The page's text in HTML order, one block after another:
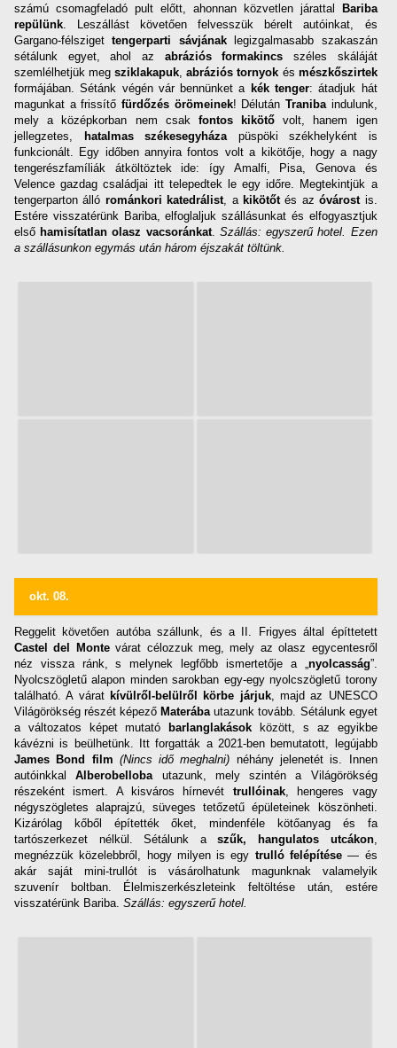
számú csomagfeladó pult előtt, ahonnan közvetlen járattal Bariba
repülünk . Leszállást követően felvesszük bérelt autóinkat, és
Gargano-félszigettengerparti sávjánaklegizgalmasabb szakaszán
sétálunk egyet, ahol az abráziós formakincs széles skáláját
szemlélhetjük megsziklakapuk ,abráziós tornyok és mészkőszirtek
formájában. Sétánk végén vár bennünket a kék tenger: átadjuk hát
magunkat a frissítő fürdőzés örömeinek! Délután Tranibaindulunk,
mely a középkorban nem csak fontos kikötő volt, hanem igen
jellegzetes, hatalmas székesegyháza püspöki székhelyként is
funkcionált. Egy időben annyira fontos volt a kikötője, hogy a nagy
tengerészfamíliák átköltöztek ide: így Amalfi, Pisa, Genova és
Velence gazdag családjai itt telepedtek le egy időre. Megtekintjük a
tengerparton álló románkori katedrálist , a kikötőt és azóvárost is.
Estére visszatérünk Bariba, elfoglaljuk szállásunkat és elfogyasztjuk
első hamisítatlan olasz vacsoránkat. Szállás: egyszerű hotel. Ezen
a szállásunkon egymás után három éjszakát töltünk.
okt. 08.
Reggelit követően autóba szállunk, és a II. Frigyes által építtetett
Castel del Montevárat célozzuk meg, mely az olasz egycentesről
néz vissza ránk, s melynek legfőbb ismertetője a „ nyolcasság”.
Nyolcszögletű alapon minden sarokban egy-egy nyolcszögletű torony
található. A várat kívülről-belülről körbe járjuk, majd az UNESCO
Világörökség részét képezőMaterába utazunk tovább. Sétálunk egyet
a változatos képet mutató barlanglakások között, s az egyikbe
kávézni is beülhetünk. Itt forgatták a 2021-ben bemutatott, legújabb
James Bond film (Nincs idő meghalni) néhány jelenetét is. Innen
autóinkkalAlberobelloba utazunk, mely szintén a Világörökség
részeként ismert. A kisváros hírnevét trullóinak, hengeres vagy
négyszögletes alaprajzú, süveges tetőzetű épületeinek köszönheti.
Kizárólag kőből építették őket, mindenféle kötőanyag és fa
tartószerkezet nélkül. Sétálunk aszűk, hangulatos utcákon,
megnézzük közelebbről, hogy milyen is egy trulló felépítése — és
akár saját mini-trullót is vásárolhatunk magunknak valamelyik
szuvenír boltban. Élelmiszerkészleteink feltöltése után, estére
visszatérünk Bariba. Szállás: egyszerű hotel.